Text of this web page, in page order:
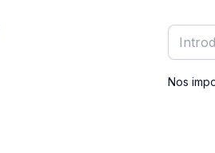
Correo
Nos